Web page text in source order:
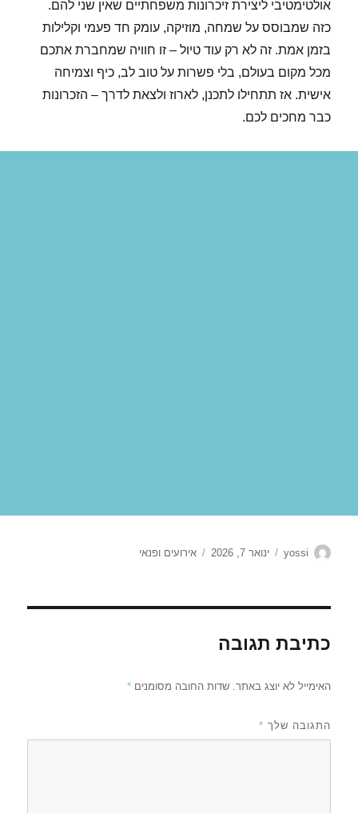
אולטימטיבי ליצירת זיכרונות משפחתיים שאין שני להם.
כזה שמבוסס על שמחה, מוזיקה, עומק חד פעמי וקלילות
בזמן אמת. זה לא רק עוד טיול – זו חוויה שמחברת אתכם
מכל מקום בעולם, בלי פשרות על טוב לב, כיף וצמיחה
אישית. אז תתחילו לתכנן, לארוז ולצאת לדרך – הזכרונות
כבר מחכים לכם.
מחבר
yossi
פורסם
ינואר 7, 2026 קטגוריות
אירועים ופנאי
כתיבת תגובה
האימייל לא יוצג באתר. שדות החובה מסומנים*
התגובה שלך *